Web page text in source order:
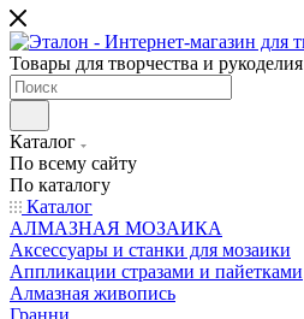
Товары для творчества и рукоделия
Каталог
По всему сайту
По каталогу
Каталог
АЛМАЗНАЯ МОЗАИКА
Аксессуары и станки для мозаики
Аппликации стразами и пайетками
Алмазная живопись
Гранни